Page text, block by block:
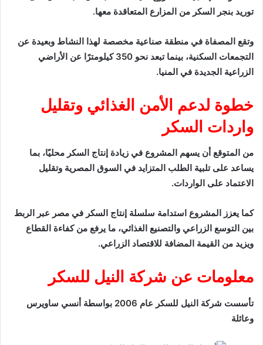
توريد بنجر السكر من المزارع المتعاقدة معها.
وتقع المصفاة في منطقة صناعية مخصصة لهذا النشاط وبعيدة عن
التجمعات السكنية، بينما تبعد نحو 350 كيلومترًا عن الأراضي
الزراعية الجديدة في المنيا.
خطوة لدعم الأمن الغذائي وتقليل
واردات السكر
من المتوقع أن يسهم المشروع في زيادة إنتاج السكر محليًا، بما
يساعد على تلبية الطلب المتزايد في السوق المصرية وتقليل
الاعتماد على الواردات.
كما يعزز المشروع استدامة سلسلة إنتاج السكر في مصر عبر الربط
بين التوسع الزراعي والتصنيع الغذائي، ما يرفع من كفاءة القطاع
ويزيد من القيمة المضافة للاقتصاد الزراعي.
معلومات عن شركة النيل للسكر
تأسست شركة النيل للسكر عام 2006 بواسطة
أنسي ساويرس
وعائلة